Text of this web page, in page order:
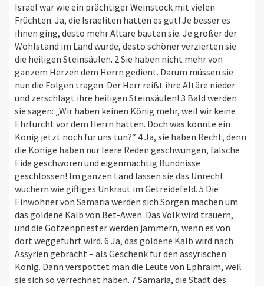
Israel war wie ein prächtiger Weinstock mit vielen
Früchten. Ja, die Israeliten hatten es gut! Je besser es
ihnen ging, desto mehr Altäre bauten sie. Je größer der
Wohlstand im Land wurde, desto schöner verzierten sie
die heiligen Steinsäulen. 2 Sie haben nicht mehr von
ganzem Herzen dem Herrn gedient. Darum müssen sie
nun die Folgen tragen: Der Herr reißt ihre Altäre nieder
und zerschlägt ihre heiligen Steinsäulen! 3 Bald werden
sie sagen: „Wir haben keinen König mehr, weil wir keine
Ehrfurcht vor dem Herrn hatten. Doch was könnte ein
König jetzt noch für uns tun?“ 4 Ja, sie haben Recht, denn
die Könige haben nur leere Reden geschwungen, falsche
Eide geschworen und eigenmächtig Bündnisse
geschlossen! Im ganzen Land lassen sie das Unrecht
wuchern wie giftiges Unkraut im Getreidefeld. 5 Die
Einwohner von Samaria werden sich Sorgen machen um
das goldene Kalb von Bet-Awen. Das Volk wird trauern,
und die Götzenpriester werden jammern, wenn es von
dort weggeführt wird. 6 Ja, das goldene Kalb wird nach
Assyrien gebracht – als Geschenk für den assyrischen
König. Dann verspottet man die Leute von Ephraim, weil
sie sich so verrechnet haben. 7 Samaria, die Stadt des